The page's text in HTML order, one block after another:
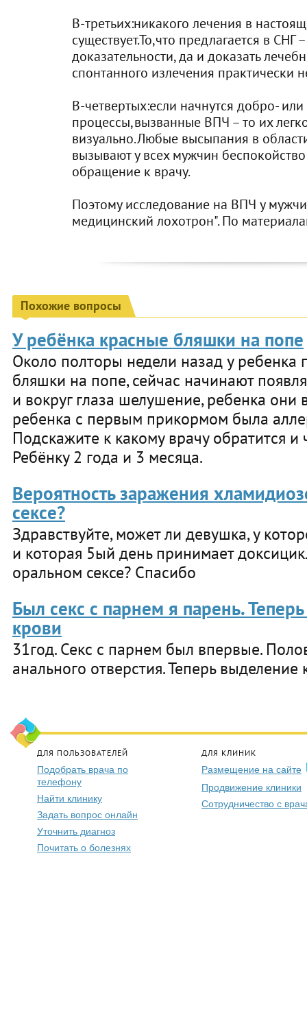
В-третьих:никакого лечения в
существует.То,что предлагается в СНГ
доказательности, да и доказать
спонтанного излечения практически
В-четвертых:если начнутся добро-
процессы,вызванные ВПЧ – то их
визуально.Любые высыпания в
вызывают у всех мужчин
обращение к врачу.
Поэтому исследование на ВПЧ у
медицинский лохотрон". По
Похожие вопросы
У ребёнка красные бляшки на попе
Около полторы недели назад у ребенка
бляшки на попе, сейчас начинают
и вокруг глаза шелушение, ребенка они
ребенка с первым прикормом была
Подскажите к какому врачу обратится и
Ребёнку 2 года и 3 месяца.
Вероятность заражения
сексе?
Здравствуйте, может ли девушка, у
и которая 5ый день принимает
оральном сексе? Спасибо
Был секс с парнем я парень.
крови
31год. Секс с парнем был впервые.
анального отверстия. Теперь выделение
ДЛЯ ПОЛЬЗОВАТЕЛЕЙ
Подобрать врача по
телефону
Найти клинику
Задать вопрос онлайн
Уточнить диагноз
Почитать о болезнях
ДЛЯ КЛИНИК
Размещение на сайте
Продвижение клиники
Сотрудничество с